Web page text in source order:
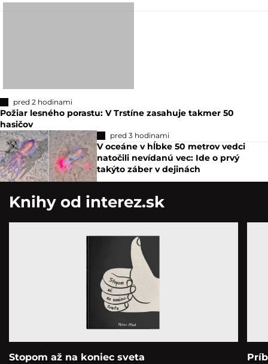
pred 2 hodinami
Požiar lesného porastu: V Trstíne zasahuje takmer 50
hasičov
pred 3 hodinami
V oceáne v hĺbke 50 metrov vedci
natočili nevídanú vec: Ide o prvý
takýto záber v dejinách
Knihy od interez.sk
Stopom až na koniec sveta